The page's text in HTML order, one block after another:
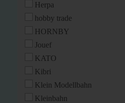
Herpa
hobby trade
HORNBY
Jouef
KATO
Kibri
Klein Modellbahn
Kleinbahn